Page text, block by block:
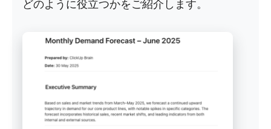
どのように役立つかをご紹介します。